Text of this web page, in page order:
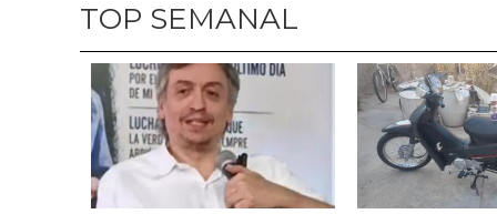
TOP SEMANAL